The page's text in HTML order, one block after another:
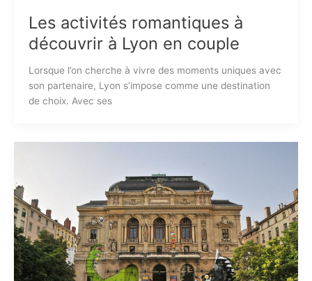
Les activités romantiques à
découvrir à Lyon en couple
Lorsque l’on cherche à vivre des moments uniques avec
son partenaire, Lyon s’impose comme une destination
de choix. Avec ses